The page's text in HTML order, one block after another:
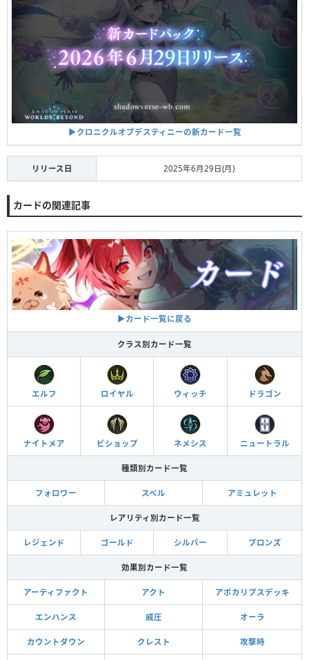
▶︎クロニクルオブデスティニーの新カード一覧
リリース日 2025年6月29日(月)
カードの関連記事
▶︎カード一覧に戻る
クラス別カード一覧
エルフ ロイヤル ウィッチ ドラゴン
ナイトメア ビショップ ネメシス ニュートラル
種類別カード一覧
フォロワー スペル アミュレット
レアリティ別カード一覧
レジェンド ゴールド シルバー ブロンズ
効果別カード一覧
アーティファクト アクト アポカリプスデッキ
エンハンス 威圧 オーラ
カウントダウン クレスト 攻撃時